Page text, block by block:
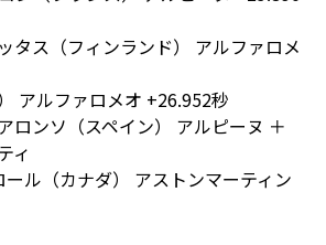
タス（フィンランド） アルファロメ
アルファロメオ +26.952秒
ロンソ（スペイン） アルピーヌ ＋
ィ
ル（カナダ） アストンマーティン